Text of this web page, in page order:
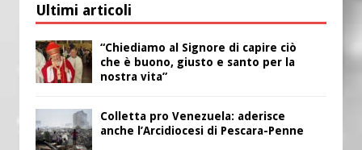
Ultimi articoli
“Chiediamo al Signore di capire ciò
che è buono, giusto e santo per la
nostra vita”
Colletta pro Venezuela: aderisce
anche l’Arcidiocesi di Pescara-Penne